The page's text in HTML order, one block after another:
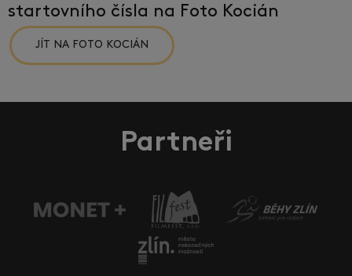
startovního čísla na Foto Kocián
JÍT NA FOTO KOCIÁN
Partneři